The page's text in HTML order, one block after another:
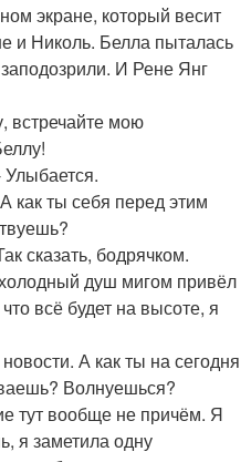
экране, который весит
и Николь. Белла пыталась
И Рене Янг
встречайте мою
как ты себя перед этим
сказать, бодрячком.
душ мигом привёл
всё будет на высоте, я
А как ты на сегодня
Волнуешься?
тут вообще не причём. Я
я заметила одну